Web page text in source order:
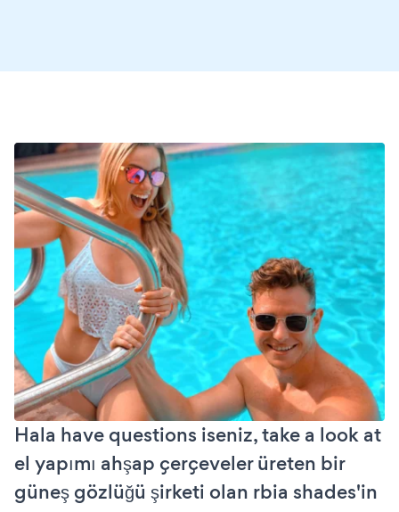
Hala have questions iseniz, take a look at
el yapımı ahşap çerçeveler üreten bir
güneş gözlüğü şirketi olan rbia shades'in